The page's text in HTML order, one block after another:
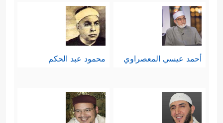
أحمد عيسي المعصراوي محمود عبد الحكم